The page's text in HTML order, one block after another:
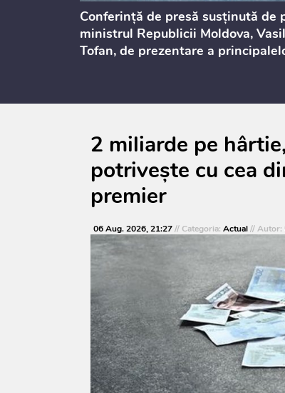
Conferință de presă susținută de
ministrul Republicii Moldova,
Tofan, de prezentare a
consultărilor publice
2 miliarde pe
potrivește cu cea
premier
06 Aug. 2026, 21:27// Categoria: Actual// Autor: